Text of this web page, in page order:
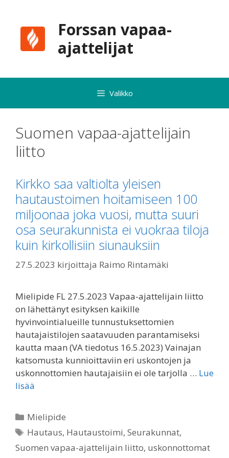
Forssan vapaa-
ajattelijat
Valikko
Suomen vapaa-ajattelijain
liitto
Kirkko saa valtiolta yleisen
hautaustoimen hoitamiseen 100
miljoonaa joka vuosi, mutta suuri
osa seurakunnista ei vuokraa tiloja
kuin kirkollisiin siunauksiin
27.5.2023 kirjoittaja Raimo Rintamäki
Mielipide FL 27.5.2023 Vapaa-ajattelijain liitto
on lähettänyt esityksen kaikille
hyvinvointialueille tunnustuksettomien
hautajaistilojen saatavuuden parantamiseksi
kautta maan (VA tiedotus 16.5.2023) Vainajan
katsomusta kunnioittaviin eri uskontojen ja
uskonnottomien hautajaisiin ei ole tarjolla … Lue
lisää
Kategoriat
Mielipide
Avainsanat
Hautaus, Hautaustoimi,Seurakunnat,
Suomen vapaa-ajattelijain liitto, uskonnottomat